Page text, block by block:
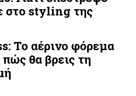
στο styling της
Το αέρινο φόρεμα
θα βρεις τη